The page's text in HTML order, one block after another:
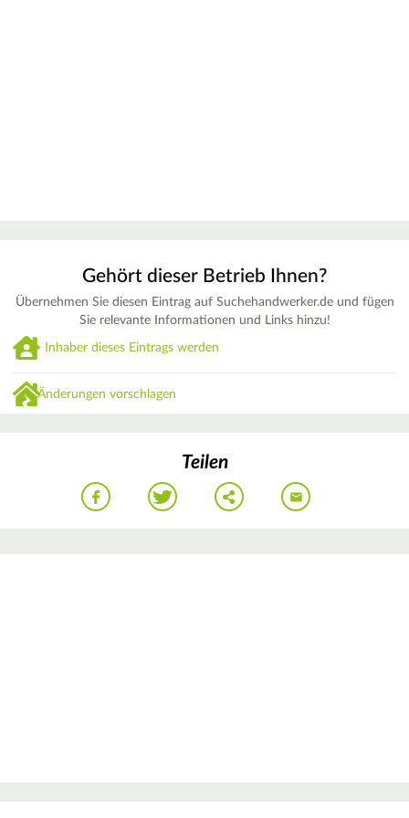
Gehört dieser Betrieb Ihnen?
Übernehmen Sie diesen Eintrag auf Suchehandwerker.de und fügen
Sie relevante Informationen und Links hinzu!
Inhaber dieses Eintrags werden
Änderungen vorschlagen
Teilen